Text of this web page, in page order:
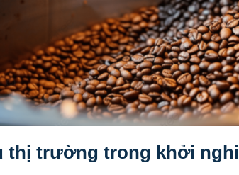
thị trường trong khởi